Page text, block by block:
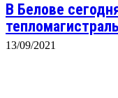
В Белове
тепломагистраль
13/09/2021